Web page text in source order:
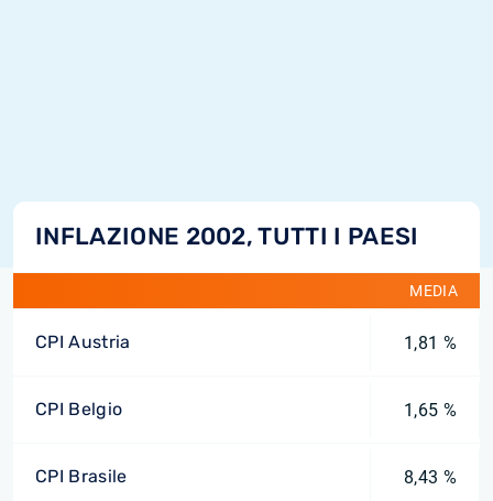
INFLAZIONE 2002, TUTTI I PAESI
MEDIA
CPI Austria 1,81 %
CPI Belgio 1,65 %
CPI Brasile 8,43 %